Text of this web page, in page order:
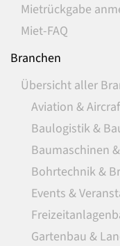
Mietrückgabe
Miet-FAQ
Branchen
Übersicht aller
Aviation &
Baulogistik &
Baumaschinen
Bohrtechnik &
Events &
Gartenbau &